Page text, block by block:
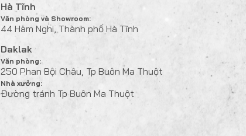
Hà Tĩnh
Văn phòng và Showroom:
44 Hàm Nghi, Thành phố Hà Tĩnh
Daklak
Văn phòng:
250 Phan Bội Châu, Tp Buôn Ma Thuột
Nhà xưởng:
Đường tránh Tp Buôn Ma Thuột